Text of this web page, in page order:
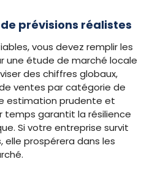
prévisions réalistes
vous devez remplir les
une étude de marché locale
des chiffres globaux,
ventes par catégorie de
estimation prudente et
temps garantit la résilience
Si votre entreprise survit
elle prospérera dans les